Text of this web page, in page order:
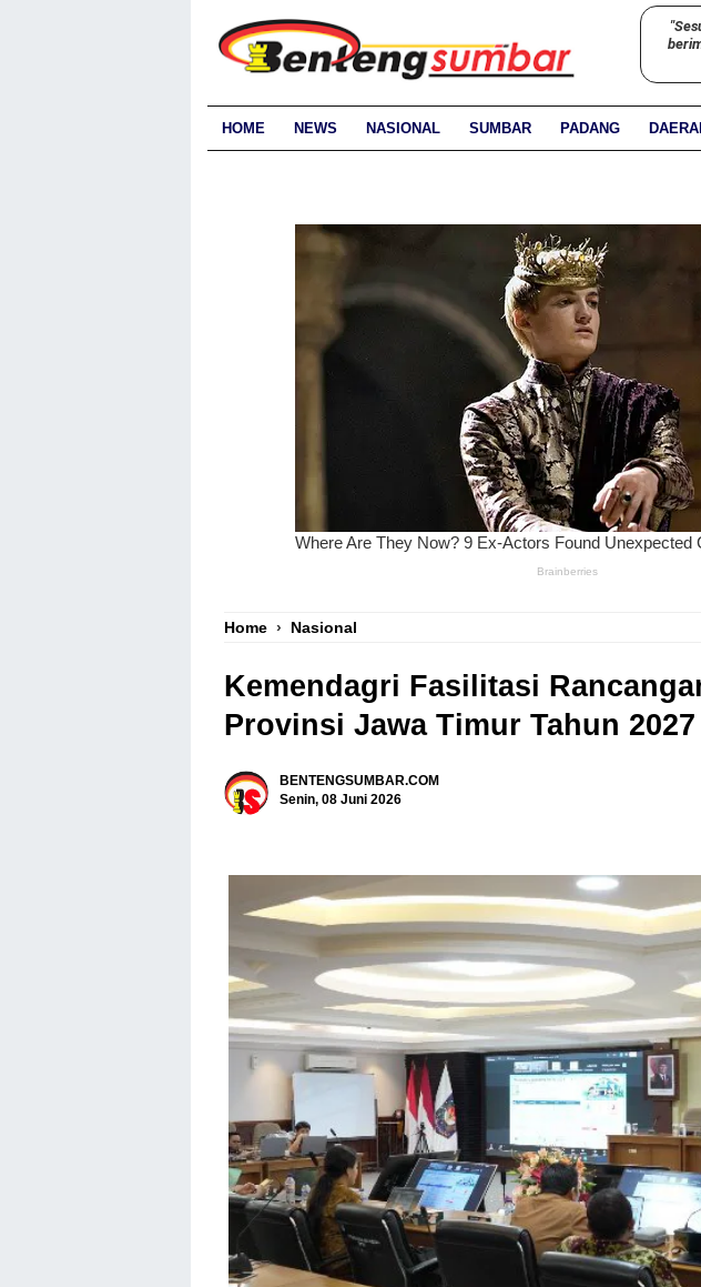
HOME NEWS NASIONAL SUMBAR PADANG
Home › Nasional
Kemendagri Fasilitasi
Provinsi Jawa Timur Tahun 2027
BENTENGSUMBAR.COM
Senin, 08 Juni 2026